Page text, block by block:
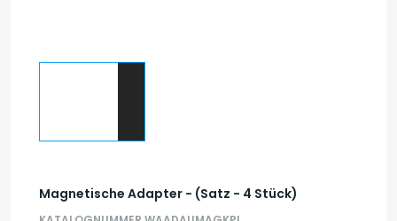
Magnetische Adapter - (Satz - 4 Stück)